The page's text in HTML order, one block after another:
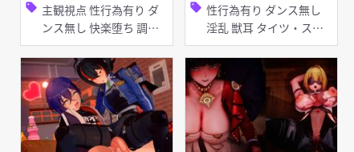
sell 主観視点 性行為有り ダ
ンス無し 快楽堕ち 調
教・開発 野外 陵辱 無理
やり 淫乱 アヘ顔 お漏ら
し・潮吹き 拘束
sell 性行為有り ダンス無し
淫乱 獣耳 タイツ・スト
ッキング アヘ顔 イラマ
チオ お漏らし・潮吹き
種付けプレス ディープス
ロート 手コキ フェラ 乱
交 輪姦